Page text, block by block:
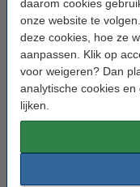
daarom cookies
onze website te
deze cookies, hoe ze
aanpassen. Klik op
voor weigeren? Dan
analytische cookies
lijken.
123inkt luchtdrukreiniger